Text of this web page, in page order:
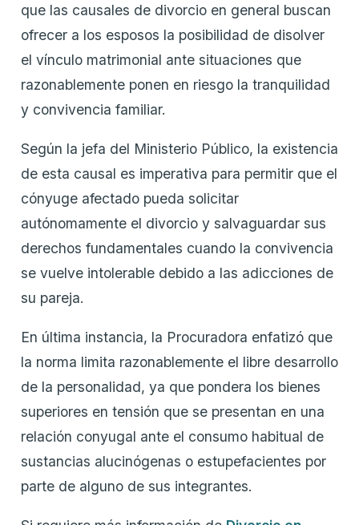
que las causales de divorcio en general buscan
ofrecer a los esposos la posibilidad de disolver
el vínculo matrimonial ante situaciones que
razonablemente ponen en riesgo la tranquilidad
y convivencia familiar.
Según la jefa del Ministerio Público, la existencia
de esta causal es imperativa para permitir que el
cónyuge afectado pueda solicitar
autónomamente el divorcio y salvaguardar sus
derechos fundamentales cuando la convivencia
se vuelve intolerable debido a las adicciones de
su pareja.
En última instancia, la Procuradora enfatizó que
la norma limita razonablemente el libre desarrollo
de la personalidad, ya que pondera los bienes
superiores en tensión que se presentan en una
relación conyugal ante el consumo habitual de
sustancias alucinógenas o estupefacientes por
parte de alguno de sus integrantes.